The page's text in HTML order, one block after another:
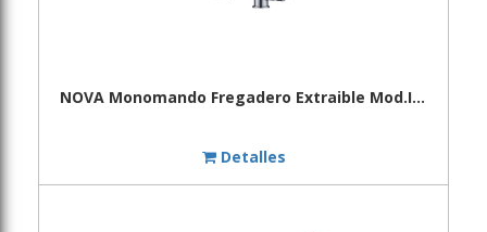
NOVA Monomando Fregadero Extraible Mod.IRIS
Detalles